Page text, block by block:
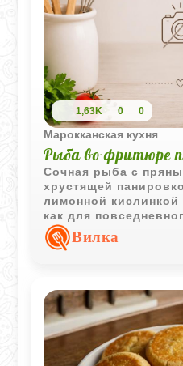
1,63K 0 0
Марокканская кухня
Рыба во фритюре
Сочная рыба с
хрустящей
лимонной кислинкой
как для
праздничного стола.
восточных специй
Вилка